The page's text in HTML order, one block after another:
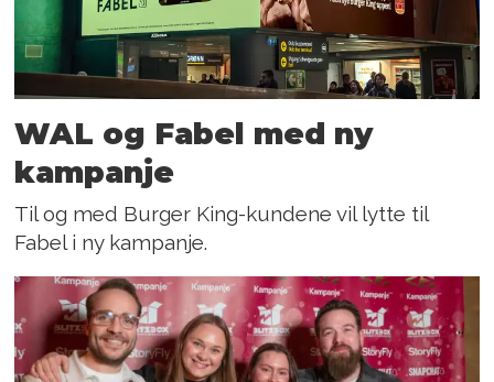
WAL og Fabel med ny
kampanje
Til og med Burger King-kundene vil lytte til
Fabel i ny kampanje.